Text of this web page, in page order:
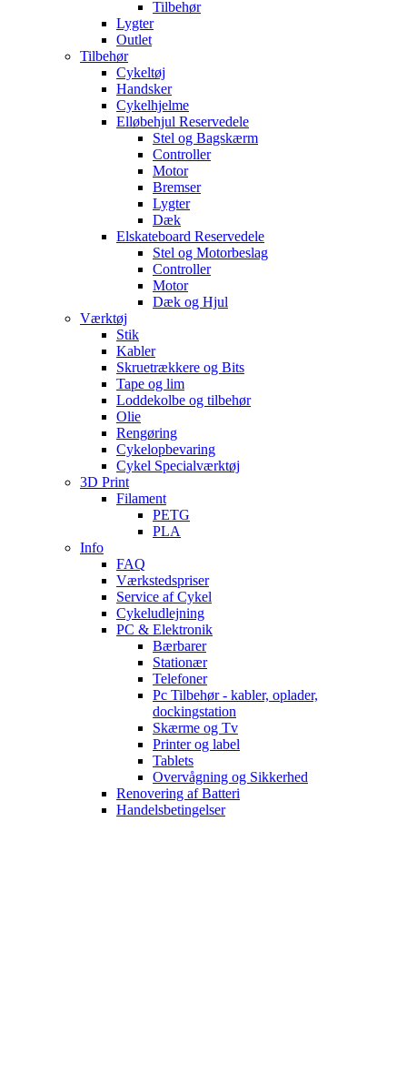
Tilbehør
Lygter
Outlet
Tilbehør
Cykeltøj
Handsker
Cykelhjelme
Elløbehjul Reservedele
Stel og Bagskærm
Controller
Motor
Bremser
Lygter
Dæk
Elskateboard Reservedele
Stel og Motorbeslag
Controller
Motor
Dæk og Hjul
Værktøj
Stik
Kabler
Skruetrækkere og Bits
Tape og lim
Loddekolbe og tilbehør
Olie
Rengøring
Cykelopbevaring
Cykel Specialværktøj
3D Print
Filament
PETG
PLA
Info
FAQ
Værkstedspriser
Service af Cykel
Cykeludlejning
PC & Elektronik
Bærbarer
Stationær
Telefoner
Pc Tilbehør - kabler, oplader,
dockingstation
Skærme og Tv
Printer og label
Tablets
Overvågning og Sikkerhed
Renovering af Batteri
Handelsbetingelser